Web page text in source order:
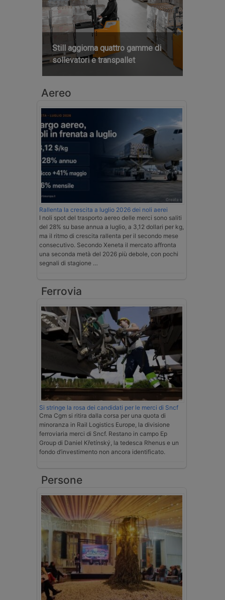
Still aggiorna quattro gamme di
sollevatori e transpallet
Aereo
Rallenta la crescita a luglio 2026 dei noli aerei
I noli spot del trasporto aereo delle merci sono saliti
del 28% su base annua a luglio, a 3,12 dollari per kg,
ma il ritmo di crescita rallenta per il secondo mese
consecutivo. Secondo Xeneta il mercato affronta
una seconda metà del 2026 più debole, con pochi
segnali di stagione …
Ferrovia
Si stringe la rosa dei candidati per le merci di Sncf
Cma Cgm si ritira dalla corsa per una quota di
minoranza in Rail Logistics Europe, la divisione
ferroviaria merci di Sncf. Restano in campo Ep
Group di Daniel Křetínský, la tedesca Rhenus e un
fondo d’investimento non ancora identificato.
Persone